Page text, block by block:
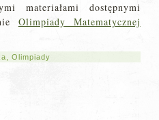
materiałami dostępnymi
Olimpiady Matematycznej
,Olimpiady